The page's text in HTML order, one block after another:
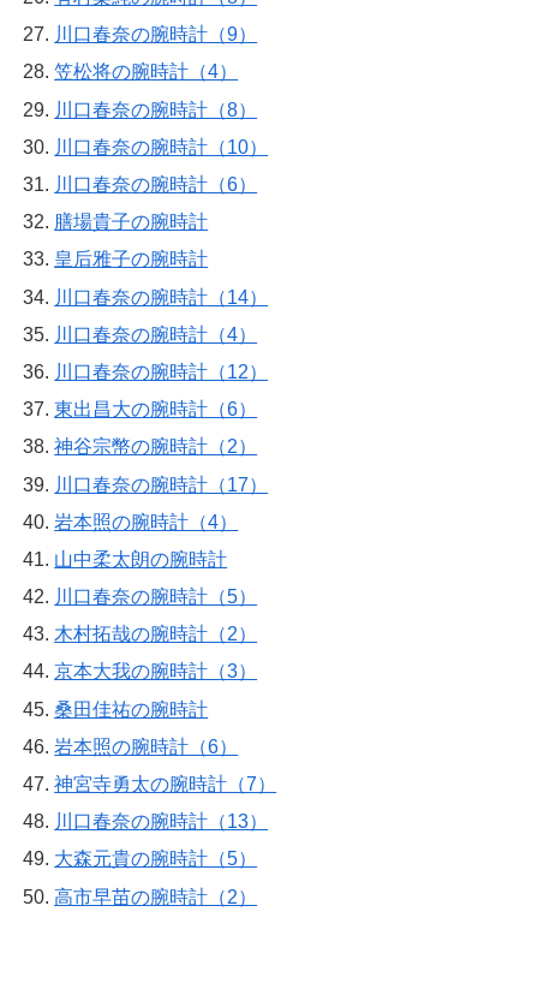
川口春奈の腕時計（9）
笠松将の腕時計（4）
川口春奈の腕時計（8）
川口春奈の腕時計（10）
川口春奈の腕時計（6）
膳場貴子の腕時計
皇后雅子の腕時計
川口春奈の腕時計（14）
川口春奈の腕時計（4）
川口春奈の腕時計（12）
東出昌大の腕時計（6）
神谷宗幣の腕時計（2）
川口春奈の腕時計（17）
岩本照の腕時計（4）
山中柔太朗の腕時計
川口春奈の腕時計（5）
木村拓哉の腕時計（2）
京本大我の腕時計（3）
桑田佳祐の腕時計
岩本照の腕時計（6）
神宮寺勇太の腕時計（7）
川口春奈の腕時計（13）
大森元貴の腕時計（5）
高市早苗の腕時計（2）